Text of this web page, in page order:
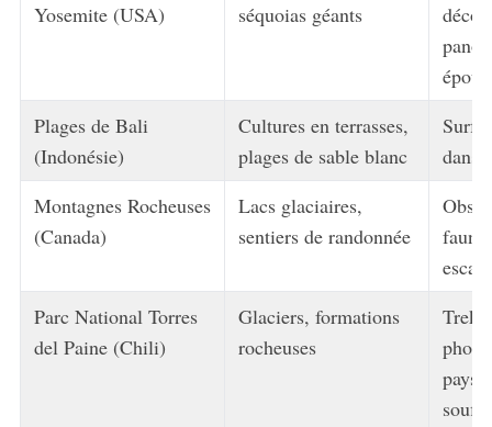
Yosemite (USA)
séquoias géants
Plages de Bali
(Indonésie)
Cultures en terrasses,
plages de sable blanc
Surf
dans
Montagnes Rocheuses
(Canada)
Lacs glaciaires,
sentiers de randonnée
faune
Parc National Torres
del Paine (Chili)
Glaciers, formations
rocheuses